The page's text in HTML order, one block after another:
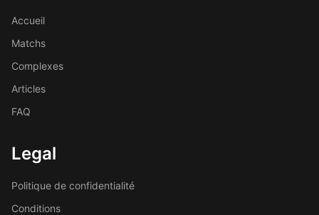
Accueil
Matchs
Complexes
Articles
FAQ
Legal
Politique de confidentialité
Conditions